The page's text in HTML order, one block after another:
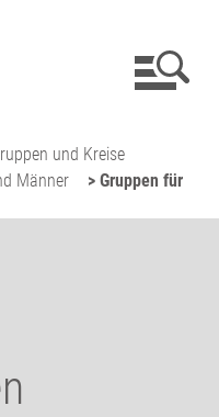
und Kreise
Männer
> Gruppen für